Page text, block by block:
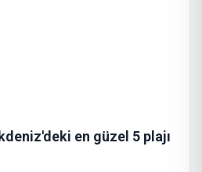
en güzel 5 plajı